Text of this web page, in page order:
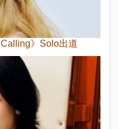
》Solo出道